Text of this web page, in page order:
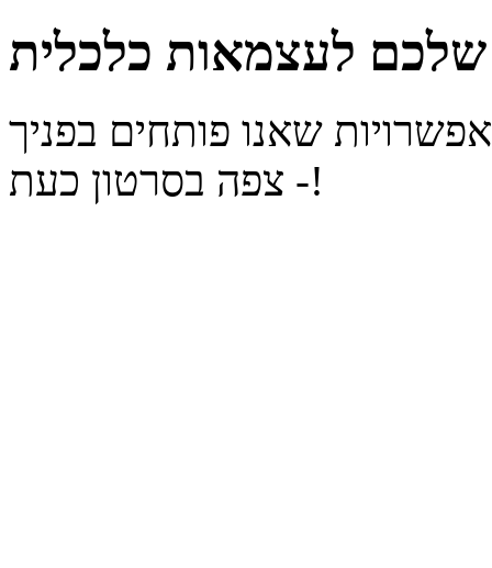
מוצגות האפשרויות שאנו פותחים בפניך
- צפה בסרטון כעת!